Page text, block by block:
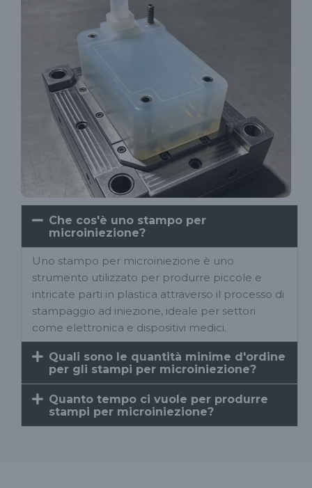
Che cos'è uno stampo per
microiniezione?
Uno stampo per microiniezione è uno
strumento utilizzato per produrre piccole e
intricate parti in plastica attraverso il processo di
stampaggio ad iniezione, ideale per settori
come elettronica e dispositivi medici.
Quali sono le quantità minime d'ordine
per gli stampi per microiniezione?
Quanto tempo ci vuole per produrre
stampi per microiniezione?